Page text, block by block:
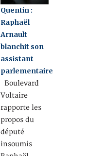
Quentin :
Raphaël
Arnault
blanchit son
assistant
parlementaire
Boulevard
Voltaire
rapporte les
propos du
député
insoumis